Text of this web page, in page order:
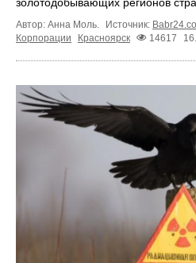
Автор: Анна Моль. Источник:
Корпорации
Красноярск 14617